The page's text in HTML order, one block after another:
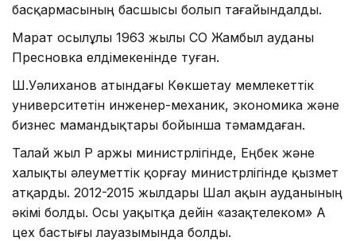
басқармасының басшысы болып тағайындалды.
Марат Қосылұлы 1963 жылы СҚО Жамбыл ауданы
Пресновка елдімекенінде туған.
Ш.Уәлиханов атындағы Көкшетау мемлекеттік
университетін инженер-механик, экономика және
бизнес мамандықтары бойынша тәмамдаған.
Талай жыл ҚР Қаржы министрлігінде, Еңбек және
халықты әлеуметтік қорғау министрлігінде қызмет
атқарды. 2012-2015 жылдары Шал ақын ауданының
әкімі болды. Осы уақытқа дейін «Қазақтелеком» АҚ
цех бастығы лауазымында болды.